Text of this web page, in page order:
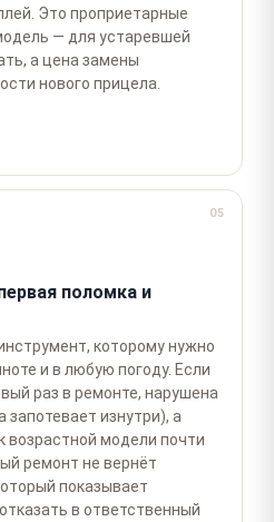
Это проприетарные
— для устаревшей
а цена замены
нового прицела.
05
поломка и
которому нужно
и в любую погоду. Если
раз в ремонте, нарушена
запотевает изнутри), а
модели почти
ремонт не вернёт
показывает
в ответственный